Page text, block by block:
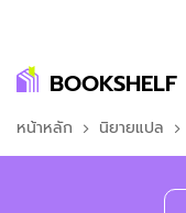
BOOKSHELF
หน้าหลัก นิยายแปล